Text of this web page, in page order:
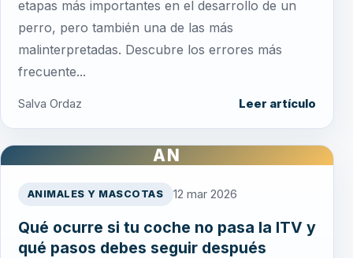
etapas más importantes en el desarrollo de un
perro, pero también una de las más
malinterpretadas. Descubre los errores más
frecuente...
Salva Ordaz Leer artículo
AN
ANIMALES Y MASCOTAS 12 mar 2026
Qué ocurre si tu coche no pasa la ITV y
qué pasos debes seguir después